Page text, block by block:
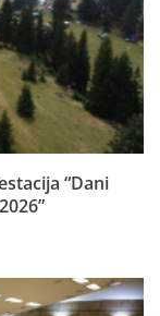
“Dani